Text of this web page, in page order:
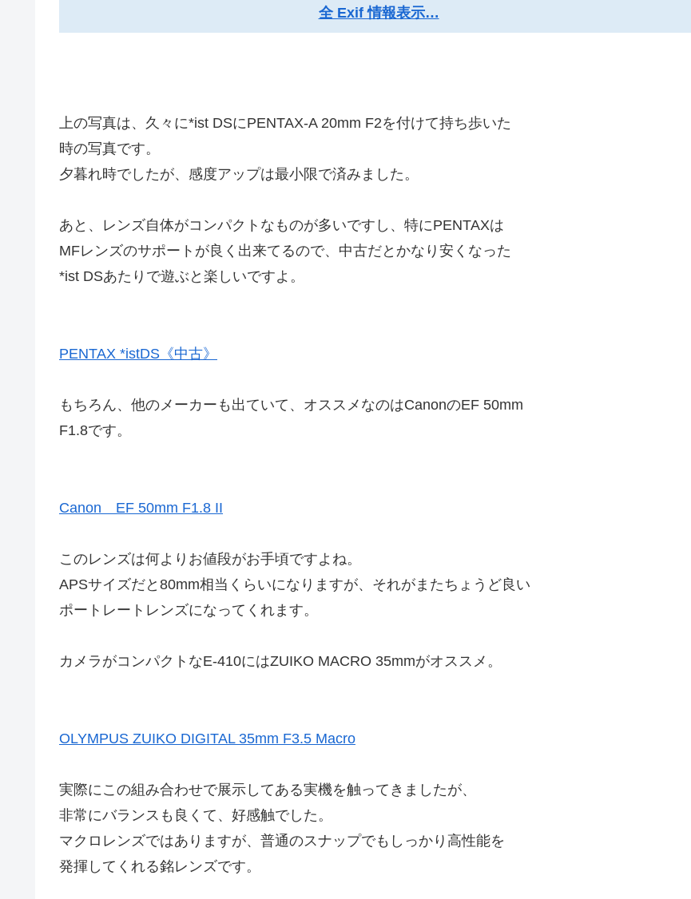
全 Exif 情報表示…
上の写真は、久々に*ist DSにPENTAX-A 20mm F2を付けて持ち歩いた
時の写真です。
夕暮れ時でしたが、感度アップは最小限で済みました。
あと、レンズ自体がコンパクトなものが多いですし、特にPENTAXは
MFレンズのサポートが良く出来てるので、中古だとかなり安くなった
*ist DSあたりで遊ぶと楽しいですよ。
PENTAX *istDS《中古》
もちろん、他のメーカーも出ていて、オススメなのはCanonのEF 50mm
F1.8です。
Canon EF 50mm F1.8 II
このレンズは何よりお値段がお手頃ですよね。
APSサイズだと80mm相当くらいになりますが、それがまたちょうど良い
ポートレートレンズになってくれます。
カメラがコンパクトなE-410にはZUIKO MACRO 35mmがオススメ。
OLYMPUS ZUIKO DIGITAL 35mm F3.5 Macro
実際にこの組み合わせで展示してある実機を触ってきましたが、
非常にバランスも良くて、好感触でした。
マクロレンズではありますが、普通のスナップでもしっかり高性能を
発揮してくれる銘レンズです。